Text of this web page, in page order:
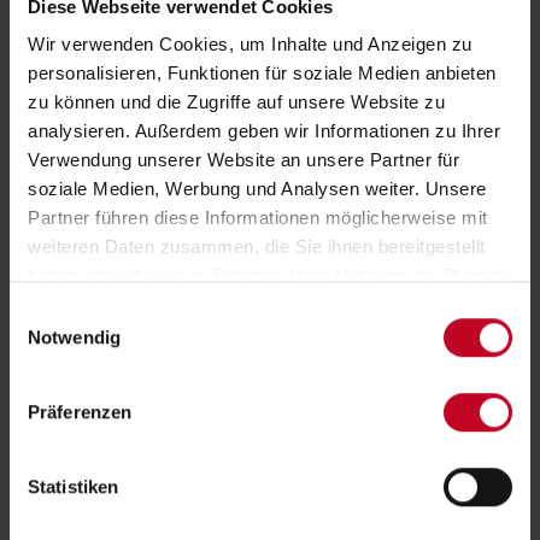
Diese Webseite verwendet Cookies
Wir verwenden Cookies, um Inhalte und Anzeigen zu
personalisieren, Funktionen für soziale Medien anbieten
zu können und die Zugriffe auf unsere Website zu
analysieren. Außerdem geben wir Informationen zu Ihrer
Verwendung unserer Website an unsere Partner für
soziale Medien, Werbung und Analysen weiter. Unsere
Partner führen diese Informationen möglicherweise mit
weiteren Daten zusammen, die Sie ihnen bereitgestellt
Notwendig
Präferenzen
Statistiken